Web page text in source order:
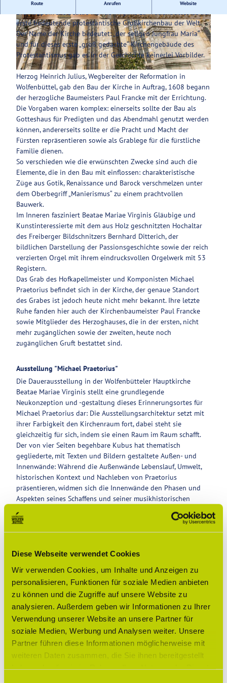
Diese Webseite verwendet Cookies
Wir verwenden Cookies, um Inhalte und Anzeigen zu
personalisieren, Funktionen für soziale Medien anbieten
zu können und die Zugriffe auf unsere Website zu
analysieren. Außerdem geben wir Informationen zu Ihrer
Verwendung unserer Website an unsere Partner für
soziale Medien, Werbung und Analysen weiter. Unsere
Partner führen diese Informationen möglicherweise mit
weiteren Daten zusammen, die Sie ihnen bereitgestellt
Service
© Christian Bierwagen | CC-BY-SA
© Christian Bierwagen |CC-BY-SA © Christian Bierwagen |CC-BY-SA
Route Anrufen Website
Die Hauptkirche Beatae Mariae Virginis zu Wolfenbüttel ist der
erste bedeutende protestantische Großkirchenbau der Welt.
Der Name der Kirche bedeutet: „der seligen Jungfrau Maria“
und für dieses erste „groß gedachte“ Kirchengebäude des
Protestantismus gab es in der Geschichte keinerlei Vorbilder.
Herzog Heinrich Julius, Wegbereiter der Reformation in
Wolfenbüttel, gab den Bau der Kirche in Auftrag, 1608 begann
der herzogliche Baumeisters Paul Francke mit der Errichtung.
Die Vorgaben waren komplex: einerseits sollte der Bau als
Gotteshaus für Predigten und das Abendmahl genutzt werden
können, andererseits sollte er die Pracht und Macht der
Fürsten repräsentieren sowie als Grablege für die fürstliche
Familie dienen.
So verschieden wie die erwünschten Zwecke sind auch die
Elemente, die in den Bau mit einflossen: charakteristische
Züge aus Gotik, Renaissance und Barock verschmelzen unter
dem Oberbegriff „Manierismus“ zu einem prachtvollen
Bauwerk.
Im Inneren fasziniert Beatae Mariae Virginis Gläubige und
Kunstinteressierte mit dem aus Holz geschnitzten Hochaltar
des Freiberger Bildschnitzers Bernhard Ditterich, der
bildlichen Darstellung der Passionsgeschichte sowie der reich
verzierten Orgel mit ihrem eindrucksvollen Orgelwerk mit 53
Registern.
Das Grab des Hofkapellmeister und Komponisten Michael
Praetorius befindet sich in der Kirche, der genaue Standort
des Grabes ist jedoch heute nicht mehr bekannt. Ihre letzte
Ruhe fanden hier auch der Kirchenbaumeister Paul Francke
sowie Mitglieder des Herzoghauses, die in der ersten, nicht
mehr zugänglichen sowie der zweiten, heute noch
zugänglichen Gruft bestattet sind.
Ausstellung "Michael Praetorius"
Die Dauerausstellung in der Wolfenbütteler Hauptkirche
Beatae Mariae Virginis stellt eine grundlegende
Neukonzeption und -gestaltung dieses Erinnerungsortes für
Michael Praetorius dar: Die Ausstellungsarchitektur setzt mit
ihrer Farbigkeit den Kirchenraum fort, dabei steht sie
gleichzeitig für sich, indem sie einen Raum im Raum schafft.
Der von vier Seiten begehbare Kubus hat thematisch
gegliederte, mit Texten und Bildern gestaltete Außen- und
Innenwände: Während die Außenwände Lebenslauf, Umwelt,
historischen Kontext und Nachleben von Praetorius
präsentieren, widmen sich die Innenwände den Phasen und
Aspekten seines Schaffens und seiner musikhistorischen
Öffnungszeiten
Preisinformationen
Eintrittspreise:
Für die Besichtigung des Kircheninneren wird wegen des
hohen Erhaltungsaufwandes der Kirche eine Spende von 1
Euro pro Besucher erbeten.
Führungen: